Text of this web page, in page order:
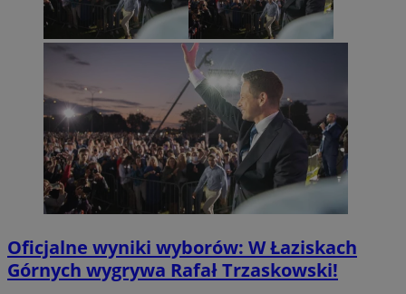
Oficjalne wyniki wyborów: W Łaziskach
Górnych wygrywa Rafał Trzaskowski!